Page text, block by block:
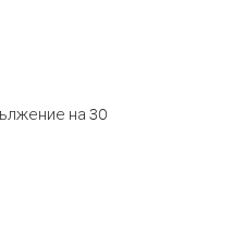
на 30